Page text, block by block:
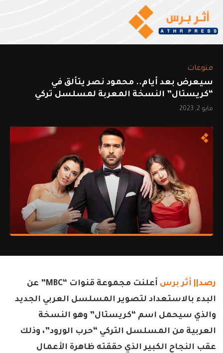
منوعات
سيعرض بعد أيام.. محمود نصر يتألق في
“كريستال” النسخة المعربة لمسلسل تركي
مايو 2, 2023
رصد|| أثر برس
أعلنت مجموعة قنوات “MBC” عن
البدء بالاستعداد لتصوير المسلسل العربي الجديد
والذي سيحمل اسم “كريستال” وهو النسخة
العربية من المسلسل التركي “حرب الورود”، وذلك
عقب النجاح الكبير الذي حققته ظاهرة الأعمال